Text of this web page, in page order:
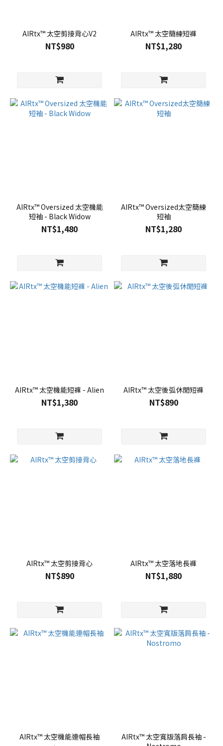
AIRtx™ 太空剪接背心V2
NT$980
AIRtx™ 太空簡練短褲
NT$1,280
AIRtx™ Oversized 太空機能
短袖 - Black Widow
NT$1,480
AIRtx™ Oversized太空簡練
短袖
NT$1,280
AIRtx™ 太空機能短褲 - Alien
NT$1,380
AIRtx™ 太空後弧休閒短褲
NT$890
AIRtx™ 太空剪接背心
NT$890
AIRtx™ 太空落地長褲
NT$1,880
AIRtx™ 太空機能連帽長袖
AIRtx™ 太空寬版落肩長袖 -